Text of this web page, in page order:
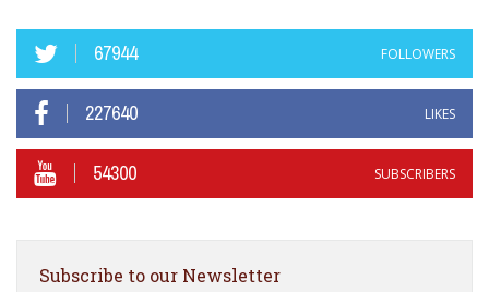
67944 FOLLOWERS
227640 LIKES
54300 SUBSCRIBERS
Subscribe to our Newsletter